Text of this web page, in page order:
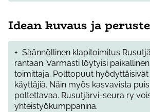
Idean kuvaus ja
+ Säännöllinen klapitoimitus
rantaan. Varmasti löytyisi
toimittaja. Polttopuut hyödyttäisivät
käyttäjiä. Näin myös kasvavista
poltettavaa. Rusutjärvi-seura ry
yhteistyökumppanina.